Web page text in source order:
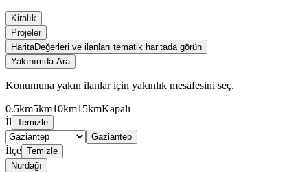
Kiralık
Projeler
HaritaDeğerleri ve ilanları tematik haritada görün
Yakınımda Ara
Konumuna yakın ilanlar için yakınlık mesafesini seç.
0.5km5km10km15kmKapalı
İl Temizle
Gaziantep
İlçe Temizle
Nurdağı